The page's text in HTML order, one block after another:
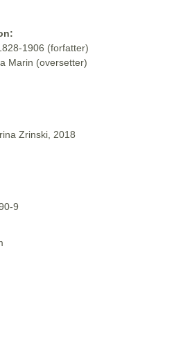
1906 (forfatter)
Marin (oversetter)
Zrinski, 2018
9